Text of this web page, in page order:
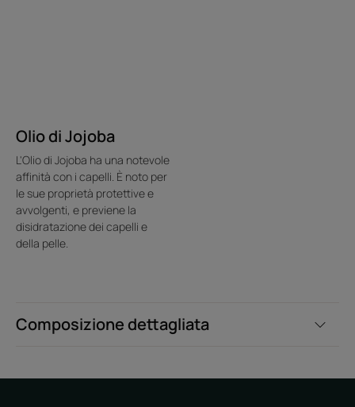
Benefici
• Dona istantaneamente lucentezza : crea una leggera
lucentezza effetto specchio sui capelli senza effetto
grasso.
• Formula senza siliconi : protegge la fibra del capello e
preserva la bellezza dei capelli.
• Step finale express : migliora all’istante l’acconciatura.
Composizione dettagliata
Olio di Jojoba
L'Olio di Jojoba ha una notevole
affinità con i capelli. È noto per
le sue proprietà protettive e
avvolgenti, e previene la
disidratazione dei capelli e
della pelle.